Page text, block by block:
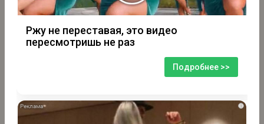
Ржу не переставая, это видео
пересмотришь не раз
Подробнее >>
i